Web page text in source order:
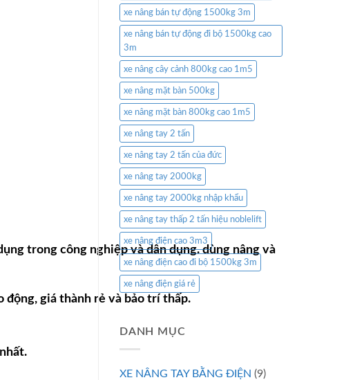
trong công nghiệp và dân dụng. dùng nâng và
giá thành rẻ và bảo trí thấp.
xe nâng bán tự động 1500kg 3m
xe nâng bán tự động đi bộ 1500kg cao
3m
xe nâng cây cảnh 800kg cao 1m5
xe nâng mặt bàn 500kg
xe nâng mặt bàn 800kg cao 1m5
xe nâng tay 2 tấn
xe nâng tay 2 tấn của đức
xe nâng tay 2000kg
xe nâng tay 2000kg nhập khẩu
xe nâng tay thấp 2 tấn hiệu noblelift
xe nâng điện cao 3m3
xe nâng điện cao đi bộ 1500kg 3m
xe nâng điện giá rẻ
DANH MỤC
XE NÂNG TAY BẰNG ĐIỆN (9)